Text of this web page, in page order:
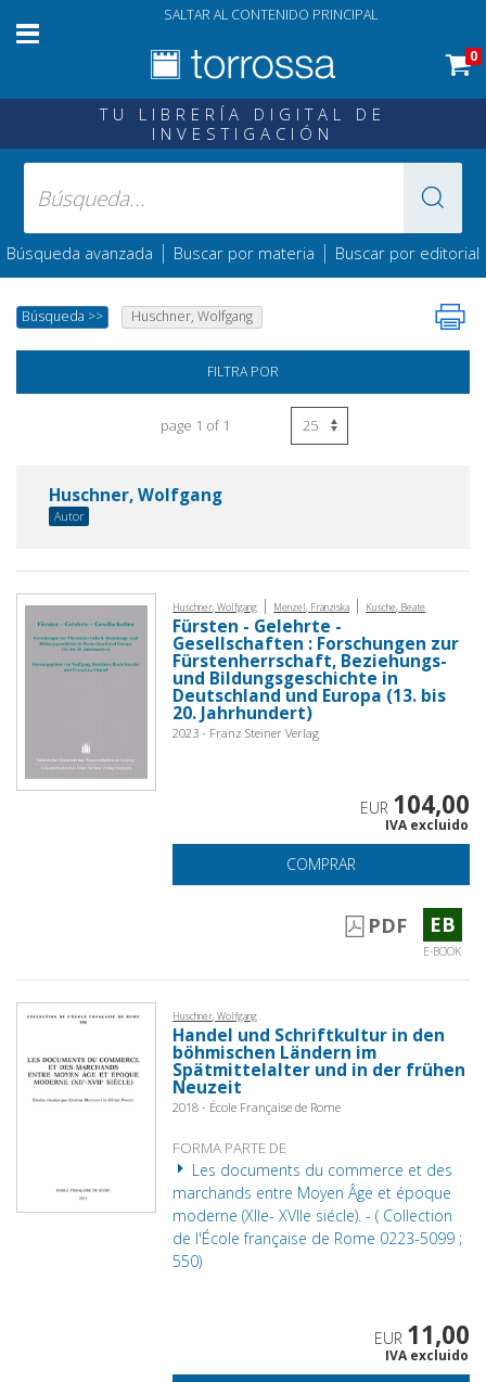
SALTAR AL CONTENIDO PRINCIPAL
0
TU LIBRERÍA DIGITAL DE
INVESTIGACIÓN
Búsqueda avanzada | Buscar por materia | Buscar por editorial
Búsqueda >> Huschner, Wolfgang
FILTRA POR
page 1 of 1
Huschner, Wolfgang
Autor
Huschner, Wolfgang | Menzel, Franziska | Kusche, Beate
Fürsten - Gelehrte -
Gesellschaften : Forschungen zur
Fürstenherrschaft, Beziehungs-
und Bildungsgeschichte in
Deutschland und Europa (13. bis
20. Jahrhundert)
2023 - Franz Steiner Verlag
EUR 104,00
IVA excluido
COMPRAR
PDF EB
E-BOOK
Huschner, Wolfgang
Handel und Schriftkultur in den
böhmischen Ländern im
Spätmittelalter und in der frühen
Neuzeit
2018 - École Française de Rome
FORMA PARTE DE
Les documents du commerce et des
marchands entre Moyen Âge et époque
moderne (XIIe- XVIIe siécle). - ( Collection
de l'École française de Rome 0223-5099 ;
550)
EUR 11,00
IVA excluido